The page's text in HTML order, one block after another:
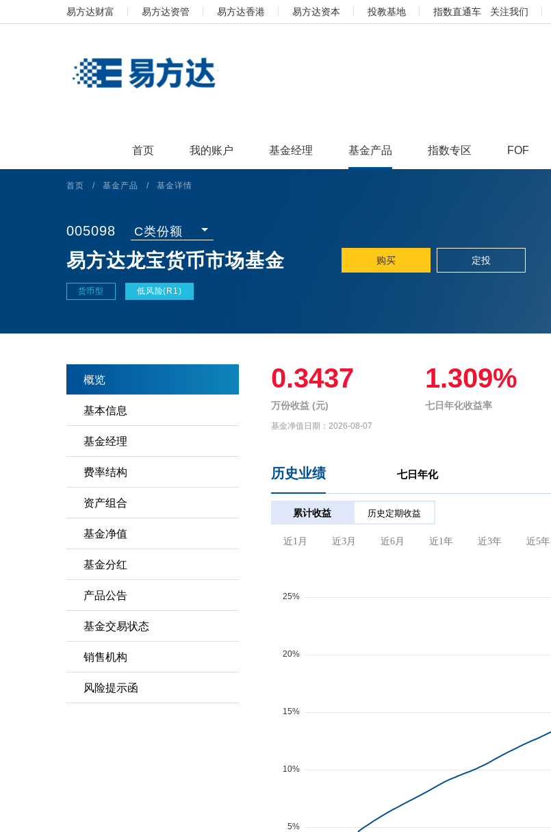
易方达财富 易方达资管 易方达香港 易方达资本 投教基地 指数直通车 关注我们
首页 我的账户 基金经理 基金产品 指数专区 FOF
首页 / 基金产品 / 基金详情
005098 C类份额
易方达龙宝货币市场基金 购买 定投
货币型 低风险(R1)
概览
基本信息
基金经理
费率结构
资产组合
基金净值
基金分红
产品公告
基金交易状态
销售机构
风险提示函
0.3437
万份收益 (元)
1.309%
七日年化收益率
基金净值日期： 2026-08-07
历史业绩 七日年化
累计收益 历史定期收益
近1月 近3月 近6月 近1年 近3年 近5年